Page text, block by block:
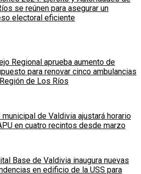
se reúnen para asegurar un
electoral eficiente
Regional aprueba aumento de
para renovar cinco ambulancias
de Los Ríos
municipal de Valdivia ajustará horario
en cuatro recintos desde marzo
Base de Valdivia inaugura nuevas
en edificio de la USS para